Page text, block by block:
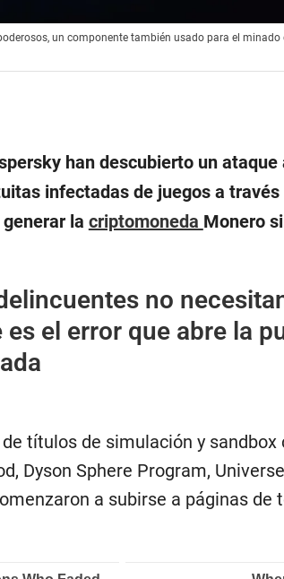
un componente también usado para el
han descubierto un ataque
infectadas de juegos a través
la criptomoneda Monero
no
el error que abre la
títulos de simulación y sandbox
Dyson Sphere Program,
a subirse a páginas de